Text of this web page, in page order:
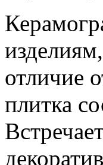
отличие
плитка